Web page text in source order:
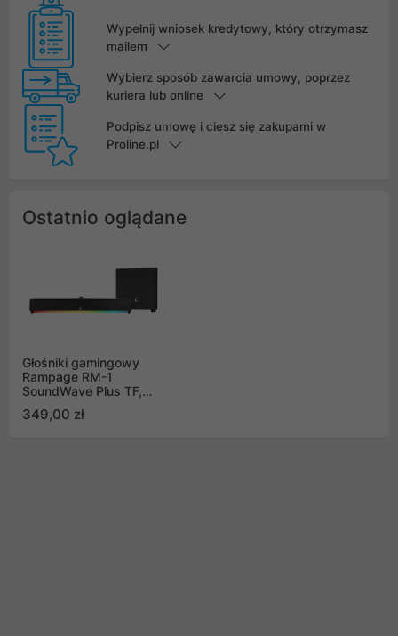
Wypełnij wniosek kredytowy, który otrzymasz
mailem
Wybierz sposób zawarcia umowy, poprzez
kuriera lub online
Podpisz umowę i ciesz się zakupami w
Proline.pl
Ostatnio oglądane
Głośniki gamingowy
Rampage RM-1
SoundWave Plus TF,
soundbar
349,00 zł